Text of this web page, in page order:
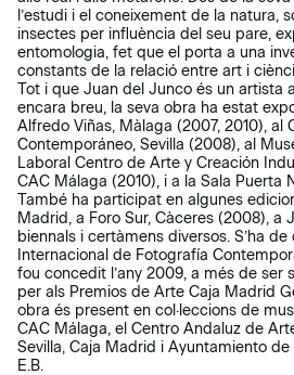
l’estudi i el coneixement de la natura,
insectes per influència del seu pare,
entomologia, fet que el porta a una
constants de la relació entre art i
Tot i que Juan del Junco és un artista
encara breu, la seva obra ha estat
Alfredo Viñas, Màlaga (2007, 2010), al
Contemporáneo, Sevilla (2008), al
Laboral Centro de Arte y Creación
CAC Málaga (2010), i a la Sala Puerta
També ha participat en algunes
Madrid, a Foro Sur, Càceres (2008), a
biennals i certàmens diversos. S’ha
Internacional de Fotografía
fou concedit l’any 2009, a més de ser
per als Premios de Arte Caja Madrid
obra és present en col·leccions de
CAC Málaga, el Centro Andaluz de
Sevilla, Caja Madrid i Ayuntamiento de
E.B.